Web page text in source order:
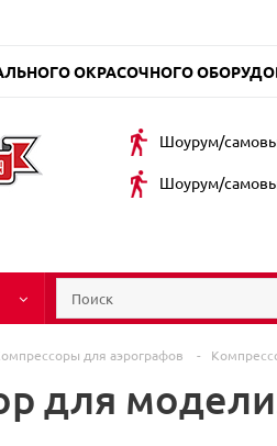
ОКРАСОЧНОГО
Шоурум/
Шоурум/
для аэрографов -
для